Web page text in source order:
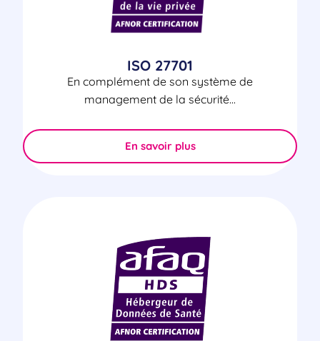
ISO 27701
En complément de son système de
management de la sécurité...
En savoir plus